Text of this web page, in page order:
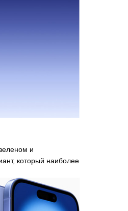
и
который наиболее